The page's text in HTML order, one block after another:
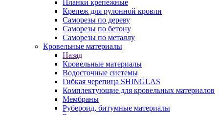
Планки крепежные
Крепеж для рулонной кровли
Саморезы по дереву
Саморезы по бетону
Саморезы по металлу
Кровельные материалы
Назад
Кровельные материалы
Водосточные системы
Гибкая черепица SHINGLAS
Комплектующие для кровельных материалов
Мембраны
Рубероид, битумные материалы